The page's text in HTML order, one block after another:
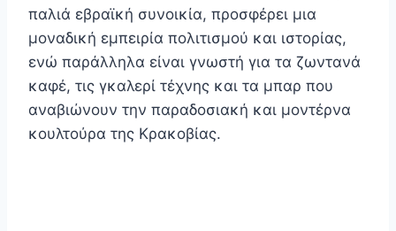
παλιά εβραϊκή συνοικία, προσφέρει μια
μοναδική εμπειρία πολιτισμού και ιστορίας,
ενώ παράλληλα είναι γνωστή για τα ζωντανά
καφέ, τις γκαλερί τέχνης και τα μπαρ που
αναβιώνουν την παραδοσιακή και μοντέρνα
κουλτούρα της Κρακοβίας.